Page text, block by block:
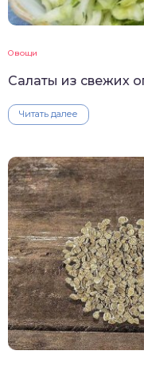
Овощи
Салаты из свежих
Читать далее